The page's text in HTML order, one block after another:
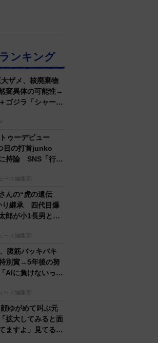
ンキング
ザメ、核廃棄物
変異体の可能性→
ゴジラ「シャーク
ゥーデビュー
目の打首junko
持論 SNS「行動
ース編集部
んの“虎の遺伝
り継承 四代目爆
郎が小1長男とと
ース編集部
腹筋バッキバキ
別賞→5年後の努
AIに負けないっ」
ース編集部
ゆがめて叫ぶ元
拡大してみると面
ますよ」見てるだ